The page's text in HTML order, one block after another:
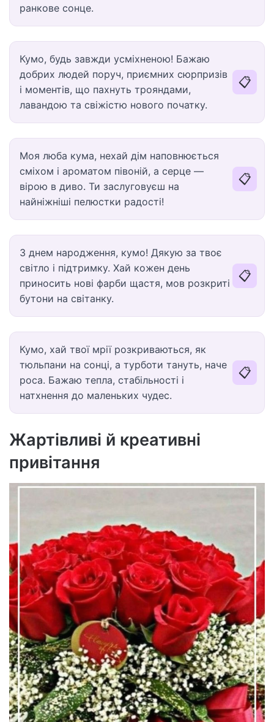
ранкове сонце.
Кумо, будь завжди усміхненою! Бажаю
добрих людей поруч, приємних сюрпризів
і моментів, що пахнуть трояндами,
лавандою та свіжістю нового початку.
📋
Моя люба кума, нехай дім наповнюється
сміхом і ароматом півоній, а серце —
вірою в диво. Ти заслуговуєш на
найніжніші пелюстки радості!
📋
З днем народження, кумо! Дякую за твоє
світло і підтримку. Хай кожен день
приносить нові фарби щастя, мов розкриті
бутони на світанку.
📋
Кумо, хай твої мрії розкриваються, як
тюльпани на сонці, а турботи тануть, наче
роса. Бажаю тепла, стабільності і
натхнення до маленьких чудес.
📋
Жартівливі й креативні
привітання